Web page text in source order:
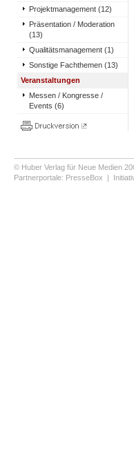
Projektmanagement (12)
Präsentation / Moderation
(13)
Qualitätsmanagement (1)
Sonstige Fachthemen (13)
Veranstaltungen
Messen / Kongresse /
Events (6)
© Huber Verlag für Neue Medien
Partnerportale: PresseBox |